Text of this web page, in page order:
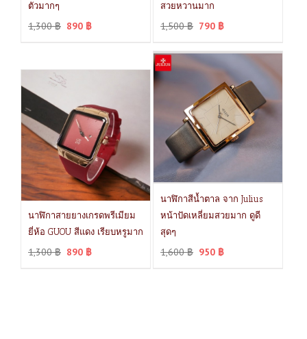
ตัวมากๆ
1,300฿ 890 ฿
สวยหวานมาก
1,500฿ 790 ฿
นาฬิกาสายยางเกรดพรีเมียม
ยี่ห้อ GUOU สีแดง เรียบหรูมาก
1,300฿ 890 ฿
นาฬิกาสีน้ำตาล จาก Julius
หน้าปัดเหลี่ยมสวยมาก ดูดี
สุดๆ
1,600฿ 950 ฿